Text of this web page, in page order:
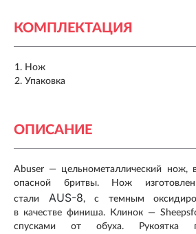
КОМПЛЕКТАЦИЯ
Нож
Упаковка
ОПИСАНИЕ
Abuser — цельнометаллический нож,
опасной бритвы. Нож
стали
AUS-8, с темным
в качестве финиша. Клинок —
спусками от обуха. Рукоятка